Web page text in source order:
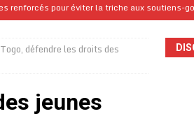
renforcés pour éviter la triche aux soutiens-
confirme sa présence à la fête nationale
A
de loterie gagnant que son propriétaire
défendre les droits des
jeunes